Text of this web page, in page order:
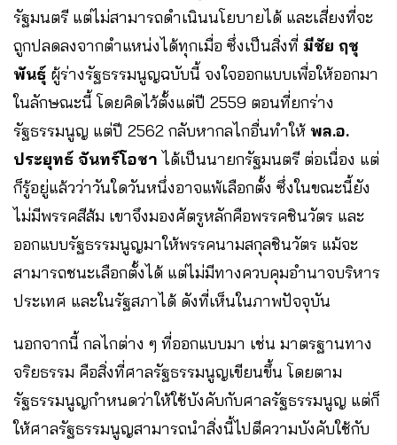
รัฐมนตรี แต่ไม่สามารถดำเนินนโยบายได้ และเสี่ยงที่จะ
ถูกปลดลงจากตำแหน่งได้ทุกเมื่อ ซึ่งเป็นสิ่งที่ มีชัย ฤชุ
พันธุ์ ผู้ร่างรัฐธรรมนูญฉบับนี้ จงใจออกแบบเพื่อให้ออกมา
ในลักษณะนี้ โดยคิดไว้ตั้งแต่ปี 2559 ตอนที่ยกร่าง
รัฐธรรมนูญ แต่ปี 2562 กลับหากลไกอื่นทำให้ พล.อ.
ประยุทธ์ จันทร์โอชา ได้เป็นนายกรัฐมนตรี ต่อเนื่อง แต่
ก็รู้อยู่แล้วว่าวันใดวันหนึ่งอาจแพ้เลือกตั้ง ซึ่งในขณะนี้ยัง
ไม่มีพรรคสีส้ม เขาจึงมองศัตรูหลักคือพรรคชินวัตร และ
ออกแบบรัฐธรรมนูญมาให้พรรคนามสกุลชินวัตร แม้จะ
สามารถชนะเลือกตั้งได้ แต่ไม่มีทางควบคุมอำนาจบริหาร
ประเทศ และในรัฐสภาได้ ดังที่เห็นในภาพปัจจุบัน
นอกจากนี้ กลไกต่าง ๆ ที่ออกแบบมา เช่น มาตรฐานทาง
จริยธรรม คือสิ่งที่ศาลรัฐธรรมนูญเขียนขึ้น โดยตาม
รัฐธรรมนูญกำหนดว่าให้ใช้บังคับกับศาลรัฐธรรมนูญ แต่ก็
ให้ศาลรัฐธรรมนูญสามารถนำสิ่งนี้ไปตีความบังคับใช้กับ